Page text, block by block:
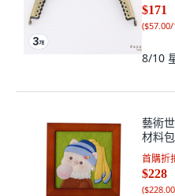
$171
(
8/10
藝術
材料
首購折
$228
(